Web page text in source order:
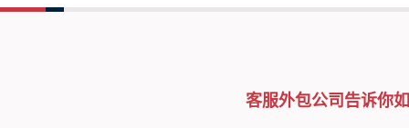
客服外包公司告诉你